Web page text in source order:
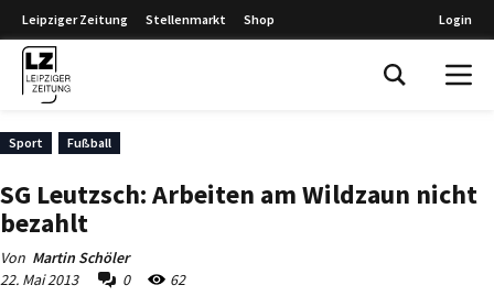
Leipziger Zeitung Stellenmarkt Shop Login
Sport Fußball
SG Leutzsch: Arbeiten am Wildzaun nicht
bezahlt
Von Martin Schöler
22. Mai 2013
0 62